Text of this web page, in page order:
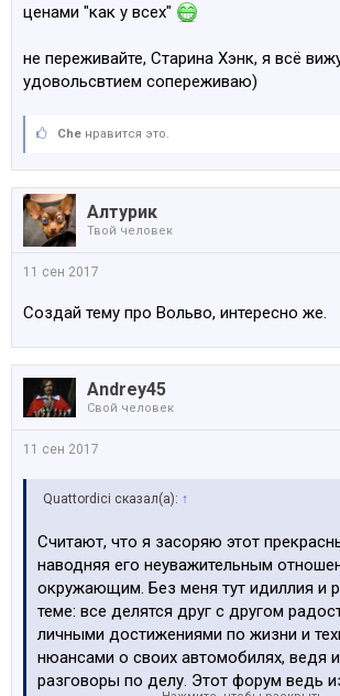
ценами "как у всех"
не переживайте, Старина Хэнк, я всё
удовольсвтием сопереживаю)
Che нравится это.
Алтурик
Твой человек
11 сен 2017
Создай тему про Вольво, интересно же.
Andrey45
Свой человек
11 сен 2017
Quattordici сказал(а): ↑
Считают, что я засоряю этот
наводняя его неуважительным
окружающим. Без меня тут идиллия и
теме: все делятся друг с другом
личными достижениями по жизни и
нюансами о своих автомобилях, ведя
разговоры по делу. Этот форум ведь